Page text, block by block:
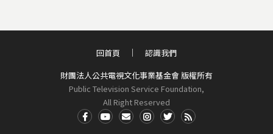
財團法人公共電視文化事業基金會 版權所有
Public Television Service Foundation,
All Right Reserved
回首頁 認識我們